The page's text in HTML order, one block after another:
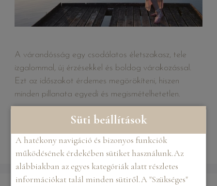
Süti beállítások
A hatékony navigáció és bizonyos funkciók
működésének érdekében sütiket használunk.Az
alábbiakban az egyes kategóriák alatt részletes
információkat talál minden sütiről.A "Szükséges"
A várandósság egy csodálatos életszakasz, tele
izgalommal, új érzésekkel és boldog várakozással.
Ezt az időszakot érdemes megörökíteni, hiszen
minden pillanata egyedi és megismételhetetlen.
Kismama fotózás
fotósorozat,fotózás